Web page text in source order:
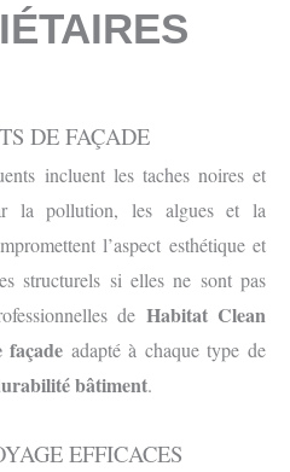
DE FAÇADE
incluent les taches noires et
la pollution, les algues et la
l’aspect esthétique et
structurels si elles ne sont pas
de Habitat Clean
façade adapté à chaque type de
bâtiment.
EFFICACES